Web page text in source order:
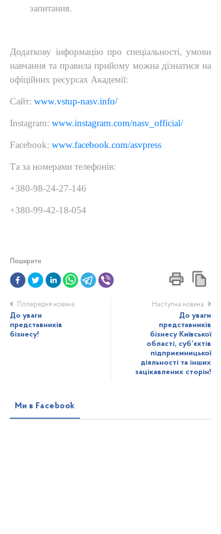
запитання.
Додаткову інформацію про спеціальності, умови
навчання та правила прийому можна дізнатися на
офіційних ресурсах Академії:
Сайт: www.vstup-nasv.info/
Instagram: www.instagram.com/nasv_official/
Facebook: www.facebook.com/asvpress
Та за номерами телефонів:
+380-98-24-27-146
+380-99-42-18-054
Поширити
Попередня новина
До уваги
представників
бізнесу!
Наступна новина
До уваги
представників
бізнесу Київської
області, суб’єктів
підприємницької
діяльності та інших
зацікавлених сторін!
Ми в Facebook